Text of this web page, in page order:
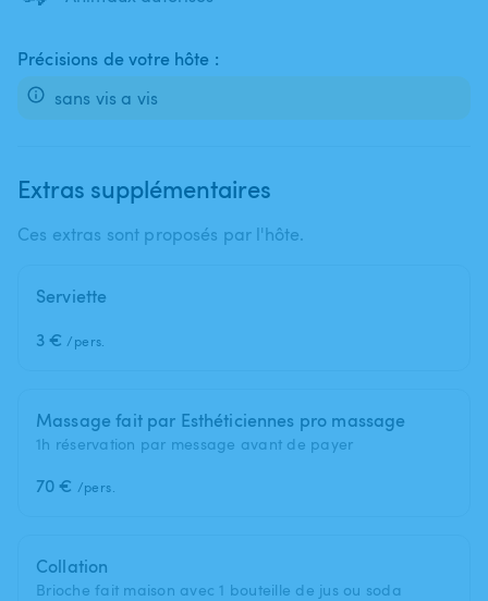
Précisions de votre hôte :
sans vis a vis
Extras supplémentaires
Ces extras sont proposés par l'hôte.
Serviette
3 € /pers.
Massage fait par Esthéticiennes pro massage
1h réservation par message avant de payer
70 € /pers.
Collation
Brioche fait maison avec 1 bouteille de jus ou soda